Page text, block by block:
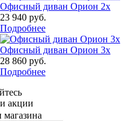
Офисный диван Орион 2х
23 940 руб.
Подробнее
Офисный диван Орион 3х
28 860 руб.
Подробнее
акции
магазина